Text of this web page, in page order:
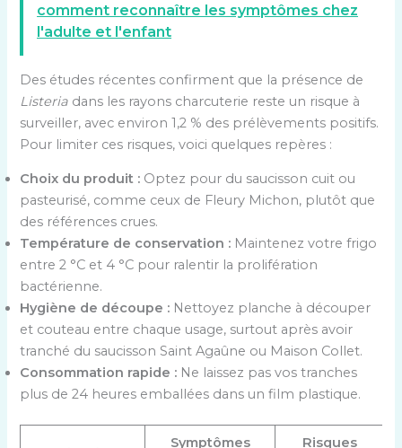
comment reconnaître les symptômes chez
l'adulte et l'enfant
Des études récentes confirment que la présence de
Listeria dans les rayons charcuterie reste un risque à
surveiller, avec environ 1,2 % des prélèvements positifs.
Pour limiter ces risques, voici quelques repères :
Choix du produit : Optez pour du saucisson cuit ou
pasteurisé, comme ceux de Fleury Michon, plutôt que
des références crues.
Température de conservation : Maintenez votre frigo
entre 2 °C et 4 °C pour ralentir la prolifération
bactérienne.
Hygiène de découpe : Nettoyez planche à découper
et couteau entre chaque usage, surtout après avoir
tranché du saucisson Saint Agaûne ou Maison Collet.
Consommation rapide : Ne laissez pas vos tranches
plus de 24 heures emballées dans un film plastique.
Symptômes
Risques